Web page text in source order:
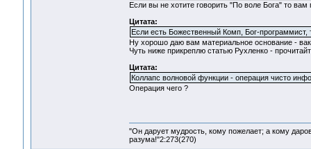
Если вы не хотите говорить "По воле Бога" то
Цитата:
Если есть Божественный Комп, Бог-
Ну хорошо даю вам материальное основание -
Чуть ниже прикреплю статью Рухленко -
Цитата:
Коллапс волновой функции - операция чисто
Операция чего ?
"Он дарует мудрость, кому пожелает; а кому
разума!"2:273(270)